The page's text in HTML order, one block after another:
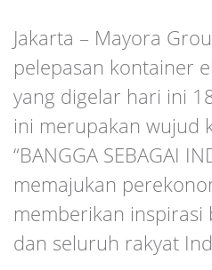
Jakarta – Mayora
pelepasan kontainer
yang digelar hari ini
ini merupakan wujud
“BANGGA SEBAGAI
memajukan
memberikan inspirasi
dan seluruh rakyat